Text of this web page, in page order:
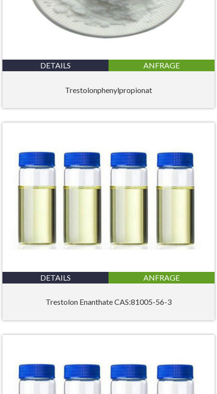
DETAILS ANFRAGE
Trestolonphenylpropionat
DETAILS ANFRAGE
Trestolon Enanthate CAS:81005-56-3